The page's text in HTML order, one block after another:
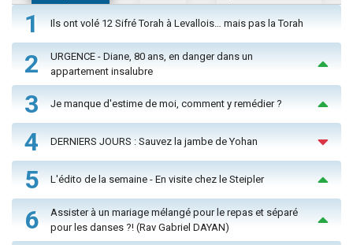
1 Ils ont volé 12 Sifré Torah à Levallois… mais pas la Torah
2
URGENCE - Diane, 80 ans, en danger dans un
appartement insalubre
3 Je manque d'estime de moi, comment y remédier ?
4 DERNIERS JOURS : Sauvez la jambe de Yohan
5 L'édito de la semaine - En visite chez le Steipler
6
Assister à un mariage mélangé pour le repas et séparé
pour les danses ?! (Rav Gabriel DAYAN)